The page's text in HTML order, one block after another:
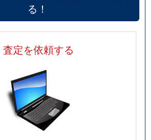
る！
査定を依頼する